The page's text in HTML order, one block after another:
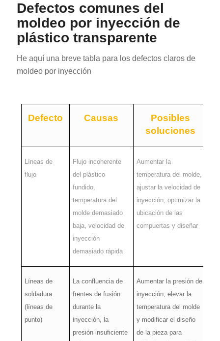
Defectos comunes del
moldeo por inyección de
plástico transparente
He aquí una breve tabla para los defectos claros de
moldeo por inyección
Defecto Causas
Posibles
soluciones
Líneas de
flujo
Flujo incoherente
del plástico
fundido,
temperatura del
molde demasiado
baja, velocidad de
inyección
demasiado rápida
Aumentar la
temperatura del molde,
ajustar la velocidad de
inyección, optimizar la
ubicación de las
compuertas y diseñar
Líneas de
soldadura
(líneas de
punto)
La confluencia de
frentes de fusión
durante la
inyección, la
presión insuficiente
Aumentar la presión de
inyección, elevar la
temperatura del molde
y modificar el diseño
de la pieza para